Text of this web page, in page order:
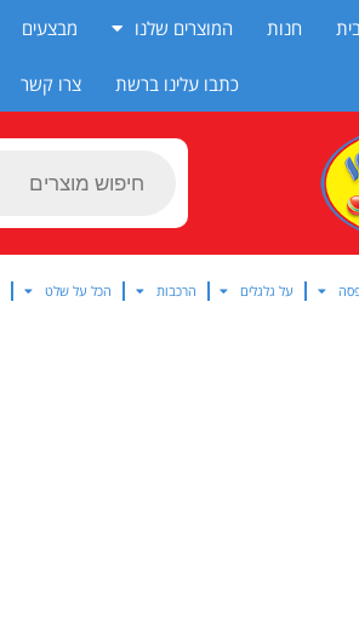
חנות המוצרים שלנו מבצעים
כתבו עלינו ברשת צרו קשר
Products
על גלגלים הרכבות הכל על שלט